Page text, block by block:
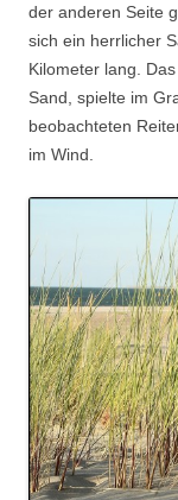
der anderen Seite
sich ein herrlicher
Kilometer lang.
Sand, spielte im
beobachteten
im Wind.